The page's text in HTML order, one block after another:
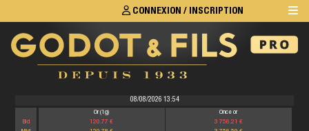
CONNEXION / INSCRIPTION
08/08/2026 13:54
Bid
Or (1g)
120.77 €
Once or
3 756.21 €